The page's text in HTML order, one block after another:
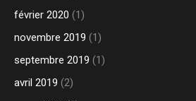
février 2020 (1)
novembre 2019 (1)
septembre 2019 (1)
avril 2019 (2)